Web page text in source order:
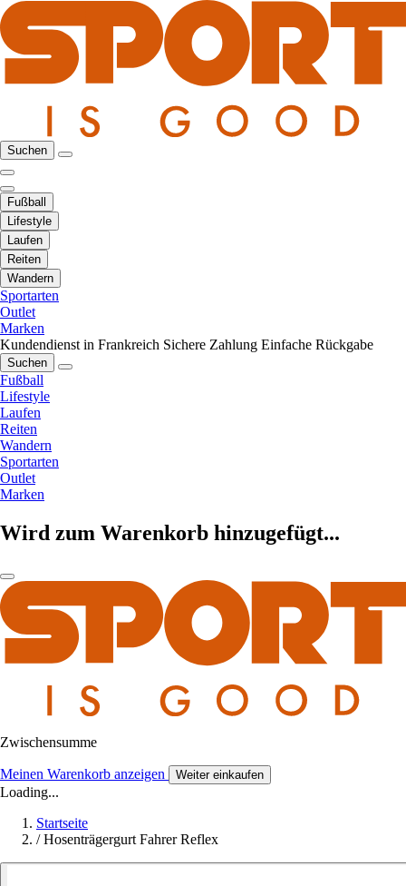
Suchen
Fußball
Lifestyle
Laufen
Reiten
Wandern
Sportarten
Outlet
Marken
Kundendienst in Frankreich Sichere Zahlung Einfache Rückgabe
Suchen
Fußball
Lifestyle
Laufen
Reiten
Wandern
Sportarten
Outlet
Marken
Wird zum Warenkorb hinzugefügt...
Zwischensumme
Meinen Warenkorb anzeigen Weiter einkaufen
Loading...
Startseite
/ Hosenträgergurt Fahrer Reflex